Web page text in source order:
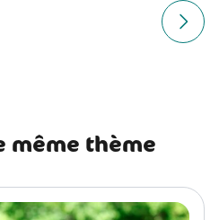
chien : causes, Article
même thème